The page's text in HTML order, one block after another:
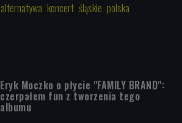
alternatywa koncert śląskie polska
Eryk Moczko o płycie "FAMILY BRAND":
czerpałem fun z tworzenia tego
albumu